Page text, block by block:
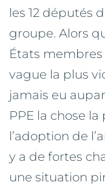
les 12 députés
groupe. Alors
États membres
vague la plus
jamais eu
PPE la chose
l’adoption de
y a de fortes
une situation